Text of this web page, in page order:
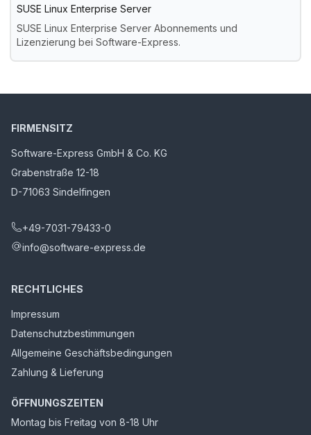
SUSE Linux Enterprise Server
SUSE Linux Enterprise Server Abonnements und
Lizenzierung bei Software-Express.
FIRMENSITZ
Software-Express GmbH & Co. KG
Grabenstraße 12-18
D-71063 Sindelfingen
+49-7031-79433-0
info@software-express.de
RECHTLICHES
Impressum
Datenschutzbestimmungen
Allgemeine Geschäftsbedingungen
Zahlung & Lieferung
ÖFFNUNGSZEITEN
Montag bis Freitag von 8-18 Uhr